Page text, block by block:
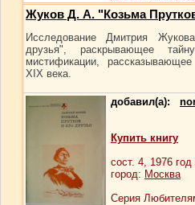
Жуков Д. А. "Козьма
Исследование Дмитрия
друзья", раскрывающее
мистификации,
XIX века.
добавил(а):
Купить книгу
сост. 4, 1976
город: Москва
Серия